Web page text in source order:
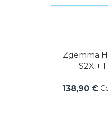
"4K (2 x DVB-